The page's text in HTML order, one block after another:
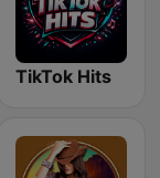
TikTok Hits